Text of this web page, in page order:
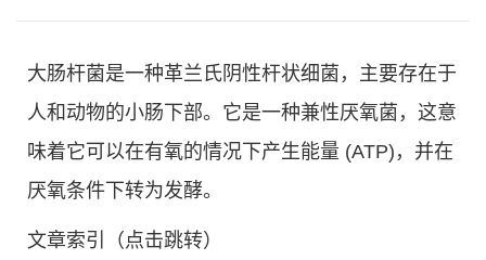
大肠杆菌是一种革兰氏阴性杆状细菌，主要存在于
人和动物的小肠下部。它是一种兼性厌氧菌，这意
味着它可以在有氧的情况下产生能量 (ATP)，并在
厌氧条件下转为发酵。
文章索引（点击跳转）